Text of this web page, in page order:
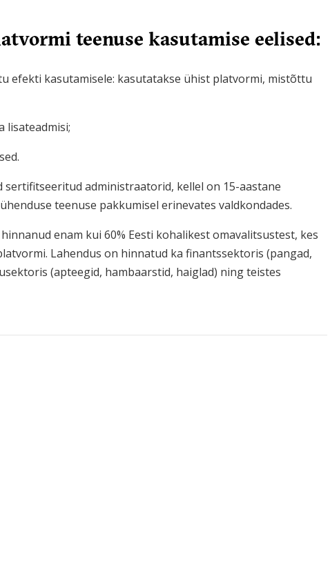
teenuse kasutamise eelised:
efekti kasutamisele: kasutatakse ühist platvormi, mistõttu
lisateadmisi;
administraatorid, kellel on 15-aastane
teenuse pakkumisel erinevates valdkondades.
enam kui 60% Eesti kohalikest omavalitsustest, kes
Lahendus on hinnatud ka finantssektoris (pangad,
(apteegid, hambaarstid, haiglad) ning teistes